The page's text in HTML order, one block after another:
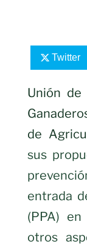
Twitter
Unión de
de
sus
entrada
(PPA) en
otros